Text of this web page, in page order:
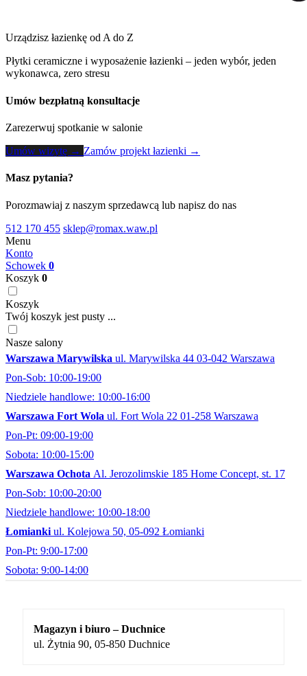
Urządzisz łazienkę od A do Z
Płytki ceramiczne i wyposażenie łazienki – jeden wybór, jeden
wykonawca, zero stresu
Umów bezpłatną konsultacje
Zarezerwuj spotkanie w salonie
Umów wizytę → Zamów projekt łazienki →
Masz pytania?
Porozmawiaj z naszym sprzedawcą lub napisz do nas
512 170 455 sklep@romax.waw.pl
Menu
Konto
Schowek 0
Koszyk 0
Koszyk
Twój koszyk jest pusty ...
Nasze salony
Warszawa Marywilska ul. Marywilska 44 03-042 Warszawa
Pon-Sob: 10:00-19:00
Niedziele handlowe: 10:00-16:00
Warszawa Fort Wola ul. Fort Wola 22 01-258 Warszawa
Pon-Pt: 09:00-19:00
Sobota: 10:00-15:00
Warszawa Ochota Al. Jerozolimskie 185 Home Concept, st. 17
Pon-Sob: 10:00-20:00
Niedziele handlowe: 10:00-18:00
Łomianki ul. Kolejowa 50, 05-092 Łomianki
Pon-Pt: 9:00-17:00
Sobota: 9:00-14:00
Magazyn i biuro – Duchnice
ul. Żytnia 90, 05-850 Duchnice